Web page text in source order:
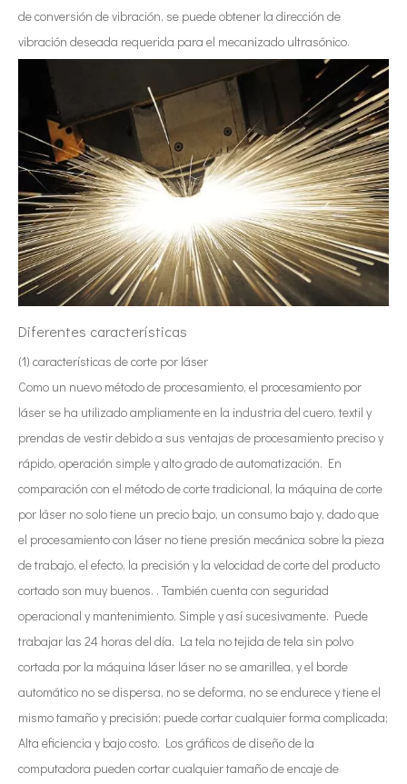
de conversión de vibración, se puede obtener la dirección de
vibración deseada requerida para el mecanizado ultrasónico.
Diferentes características
(1) características de corte por láser
Como un nuevo método de procesamiento, el procesamiento por
láser se ha utilizado ampliamente en la industria del cuero, textil y
prendas de vestir debido a sus ventajas de procesamiento preciso y
rápido, operación simple y alto grado de automatización. En
comparación con el método de corte tradicional, la máquina de corte
por láser no solo tiene un precio bajo, un consumo bajo y, dado que
el procesamiento con láser no tiene presión mecánica sobre la pieza
de trabajo, el efecto, la precisión y la velocidad de corte del producto
cortado son muy buenos. . También cuenta con seguridad
operacional y mantenimiento. Simple y así sucesivamente. Puede
trabajar las 24 horas del día. La tela no tejida de tela sin polvo
cortada por la máquina láser láser no se amarillea, y el borde
automático no se dispersa, no se deforma, no se endurece y tiene el
mismo tamaño y precisión; puede cortar cualquier forma complicada;
Alta eficiencia y bajo costo. Los gráficos de diseño de la
computadora pueden cortar cualquier tamaño de encaje de